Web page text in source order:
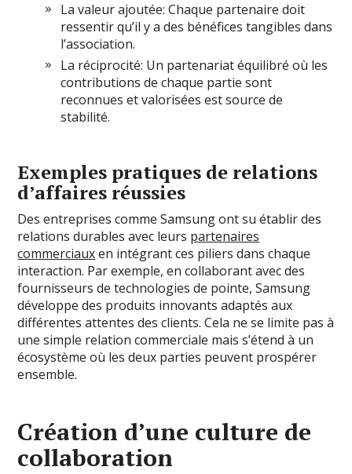
La valeur ajoutée: Chaque partenaire doit
ressentir qu’il y a des bénéfices tangibles dans
l’association.
La réciprocité: Un partenariat équilibré où les
contributions de chaque partie sont
reconnues et valorisées est source de
stabilité.
Exemples pratiques de relations
d’affaires réussies
Des entreprises comme Samsung ont su établir des
relations durables avec leurs partenaires
commerciauxen intégrant ces piliers dans chaque
interaction. Par exemple, en collaborant avec des
fournisseurs de technologies de pointe, Samsung
développe des produits innovants adaptés aux
différentes attentes des clients. Cela ne se limite pas à
une simple relation commerciale mais s’étend à un
écosystème où les deux parties peuvent prospérer
ensemble.
Création d’une culture de
collaboration